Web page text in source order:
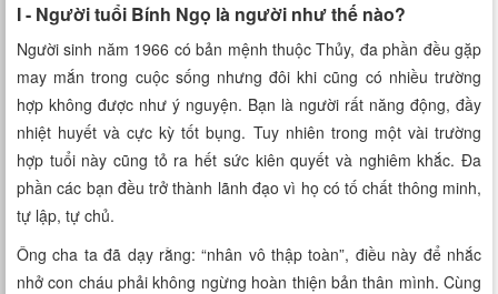
Xem ngày
Xem tuổi
Xem bói
Tướng số
Cung hoàng đạo
I - Người tuổi Bính Ngọ là người như thế nào?
Người sinh năm 1966 có bản mệnh thuộc Thủy, đa phần đều gặp
may mắn trong cuộc sống nhưng đôi khi cũng có nhiều trường
hợp không được như ý nguyện. Bạn là người rất năng động, đầy
nhiệt huyết và cực kỳ tốt bụng. Tuy nhiên trong một vài trường
hợp tuổi này cũng tỏ ra hết sức kiên quyết và nghiêm khắc. Đa
phần các bạn đều trở thành lãnh đạo vì họ có tố chất thông minh,
tự lập, tự chủ.
Ông cha ta đã dạy rằng: “nhân vô thập toàn”, điều này để nhắc
nhở con cháu phải không ngừng hoàn thiện bản thân mình. Cùng